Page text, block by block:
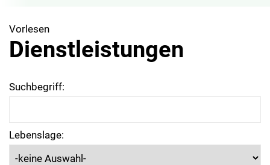
Vorlesen
Dienstleistungen
Suchbegriff:
Lebenslage: